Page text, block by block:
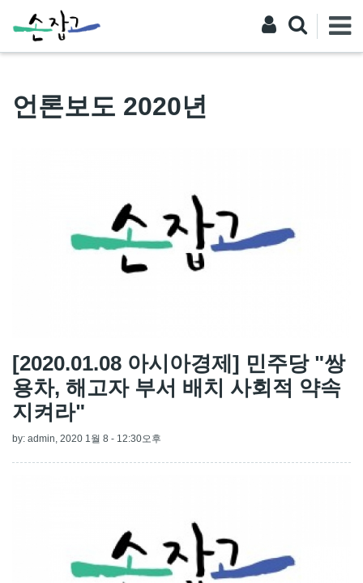
언론보도 2020년
[2020.01.08 아시아경제] 민주당 "쌍
용차, 해고자 부서 배치 사회적 약속
지켜라"
by: admin, 2020 1월 8 - 12:30오후